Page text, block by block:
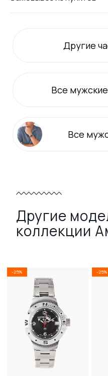
Другие
Все мужские
Все
Другие
коллекции
-25% -25%